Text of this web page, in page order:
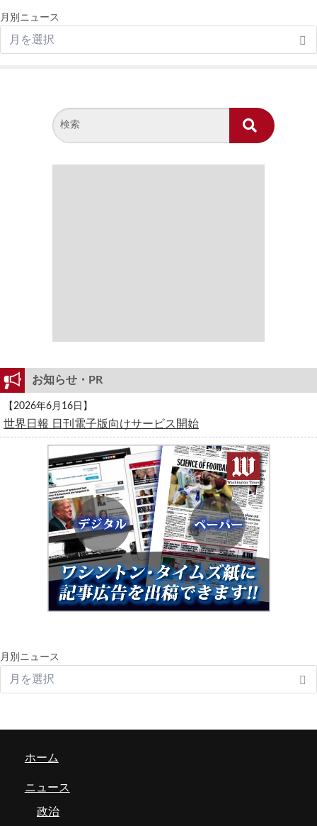
月別ニュース
お知らせ・PR
【2026年6月16日】
世界日報 日刊電子版向けサービス開始
月別ニュース
ホーム
ニュース
政治